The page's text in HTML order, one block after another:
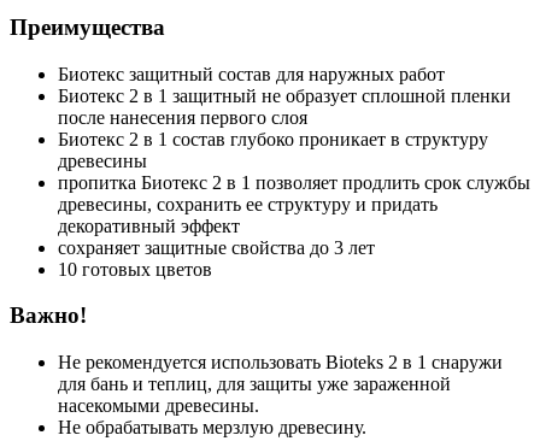
Преимущества
Биотекс защитный состав для наружных работ
Биотекс 2 в 1 защитный не образует сплошной пленки
после нанесения первого слоя
Биотекс 2 в 1 состав глубоко проникает в структуру
древесины
пропитка Биотекс 2 в 1 позволяет продлить срок службы
древесины, сохранить ее структуру и придать
декоративный эффект
сохраняет защитные свойства до 3 лет
10 готовых цветов
Важно!
Не рекомендуется использовать Bioteks 2 в 1 снаружи
для бань и теплиц, для защиты уже зараженной
насекомыми древесины.
Не обрабатывать мерзлую древесину.